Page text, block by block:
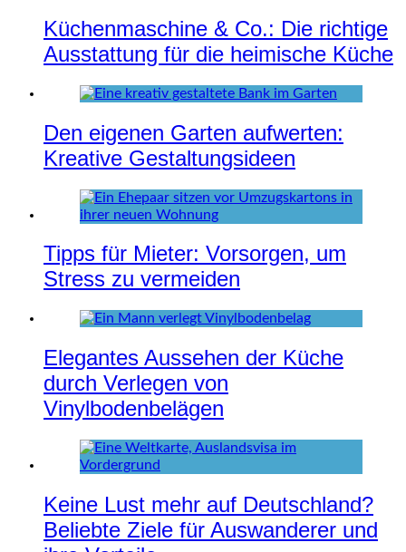
Küchenmaschine & Co.: Die richtige
Ausstattung für die heimische Küche
Den eigenen Garten aufwerten:
Kreative Gestaltungsideen
Tipps für Mieter: Vorsorgen, um
Stress zu vermeiden
Elegantes Aussehen der Küche
durch Verlegen von
Vinylbodenbelägen
Keine Lust mehr auf Deutschland?
Beliebte Ziele für Auswanderer und